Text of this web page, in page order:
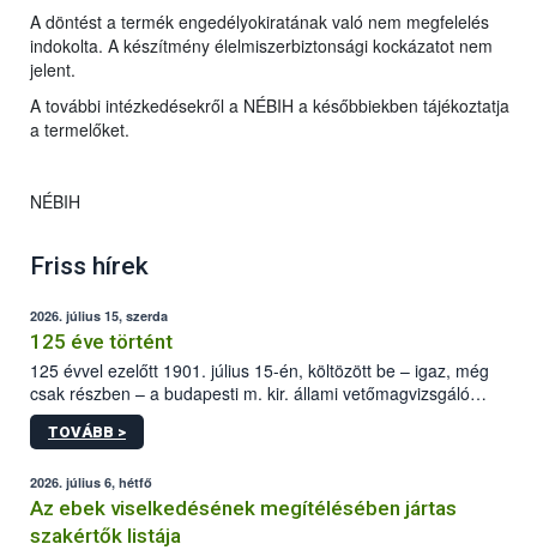
A döntést a termék engedélyokiratának való nem megfelelés
indokolta. A készítmény élelmiszerbiztonsági kockázatot nem
jelent.
A további intézkedésekről a NÉBIH a későbbiekben tájékoztatja
a termelőket.
NÉBIH
Friss hírek
2026. július 15, szerda
125 éve történt
125 évvel ezelőtt 1901. július 15-én, költözött be – igaz, még
csak részben – a budapesti m. kir. állami vetőmagvizsgáló
állomás a Kis Rókus utca 15. szám alatti, Czigler Győző által
tervezett új épületébe.
TOVÁBB >
2026. július 6, hétfő
Az ebek viselkedésének megítélésében jártas
szakértők listája